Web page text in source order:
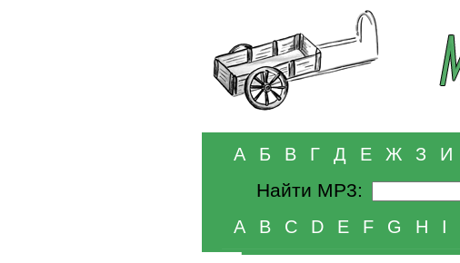
А Б В Г Д Е Ж З И
Найти MP3:
A B C D E F G H I